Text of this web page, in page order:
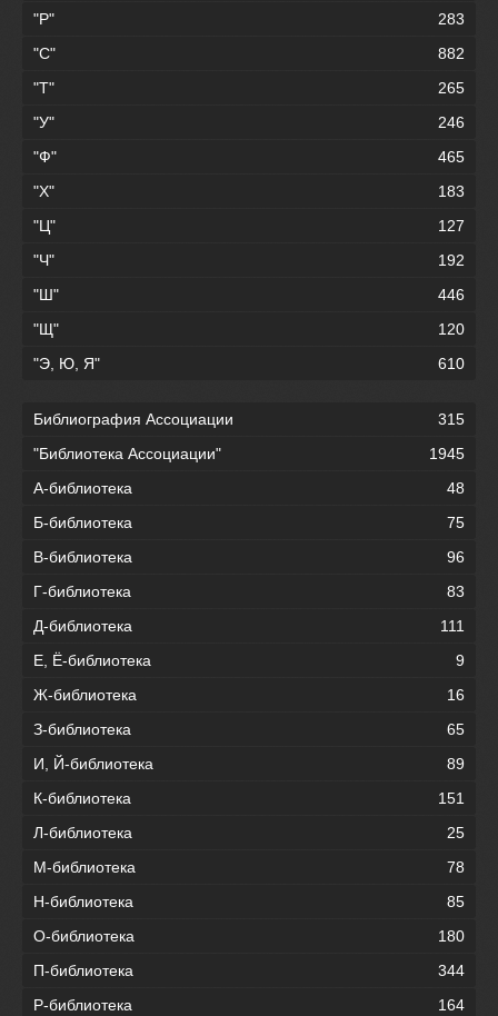
"Р"
283
"С"
882
"Т"
265
"У"
246
"Ф"
465
"Х"
183
"Ц"
127
"Ч"
192
"Ш"
446
"Щ"
120
"Э, Ю, Я"
610
Библиография Ассоциации
315
"Библиотека Ассоциации"
1945
А-библиотека
48
Б-библиотека
75
В-библиотека
96
Г-библиотека
83
Д-библиотека
111
Е, Ё-библиотека
9
Ж-библиотека
16
З-библиотека
65
И, Й-библиотека
89
К-библиотека
151
Л-библиотека
25
М-библиотека
78
Н-библиотека
85
О-библиотека
180
П-библиотека
344
Р-библиотека
164